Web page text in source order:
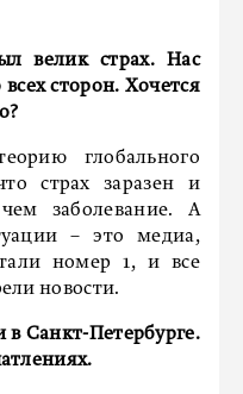
велик страх. Нас
сторон. Хочется
глобального
страх заразен и
заболевание. А
– это медиа,
номер 1, и все
новости.
в Санкт-Петербурге.